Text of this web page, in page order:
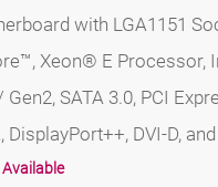
with LGA1151
Xeon® E Processor,
Gen2, SATA 3.0, PCI
DisplayPort++, DVI-D,
Available